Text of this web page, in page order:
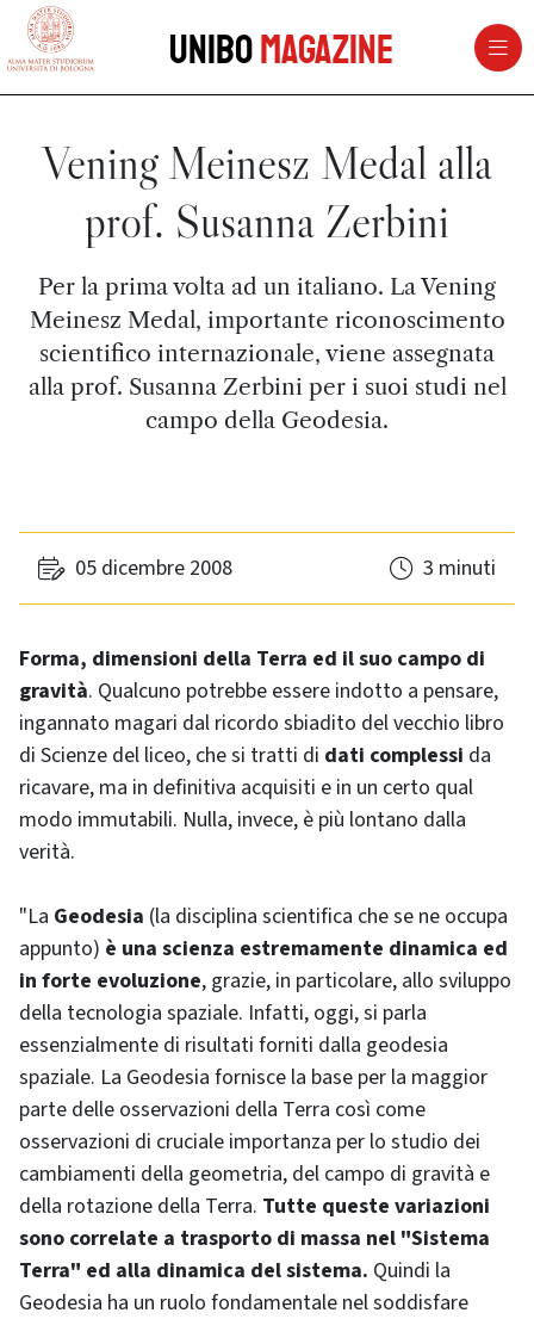
vai al contenuto della pagina
UniboMagazine
Vening Meinesz Medal alla
prof. Susanna Zerbini
Per la prima volta ad un italiano. La Vening
Meinesz Medal, importante riconoscimento
scientifico internazionale, viene assegnata
alla prof. Susanna Zerbini per i suoi studi nel
campo della Geodesia.
05 dicembre 2008 3 minuti
Forma, dimensioni della Terra ed il suo campo di
gravità. Qualcuno potrebbe essere indotto a pensare,
ingannato magari dal ricordo sbiadito del vecchio libro
di Scienze del liceo, che si tratti di dati complessi da
ricavare, ma in definitiva acquisiti e in un certo qual
modo immutabili. Nulla, invece, è più lontano dalla
verità.
"La Geodesia (la disciplina scientifica che se ne occupa
appunto) è una scienza estremamente dinamica ed
in forte evoluzione, grazie, in particolare, allo sviluppo
della tecnologia spaziale. Infatti, oggi, si parla
essenzialmente di risultati forniti dalla geodesia
spaziale. La Geodesia fornisce la base per la maggior
parte delle osservazioni della Terra così come
osservazioni di cruciale importanza per lo studio dei
cambiamenti della geometria, del campo di gravità e
della rotazione della Terra. Tutte queste variazioni
sono correlate a trasporto di massa nel "Sistema
Terra" ed alla dinamica del sistema. Quindi la
Geodesia ha un ruolo fondamentale nel soddisfare